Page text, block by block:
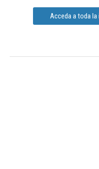
Acceda a toda la